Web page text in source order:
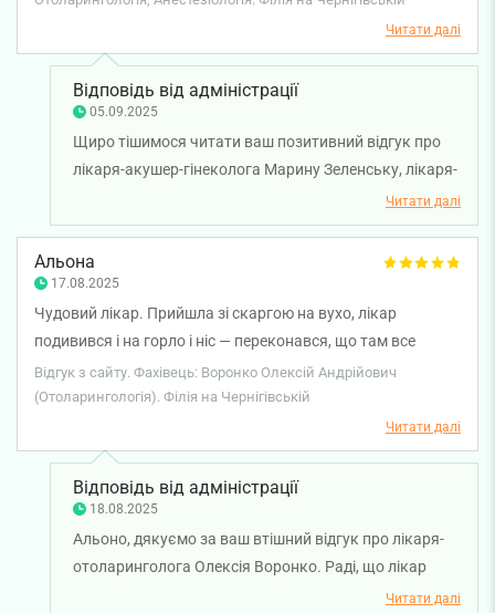
Читати далі
Відповідь від адміністрації
05.09.2025
Щиро тішимося читати ваш позитивний відгук про
лікаря-акушер-гінеколога Марину Зеленську, лікаря-
отоларинголога Олексія Воронко, лікаря-
дерматовенеролога Тетянну Гедзь та лікаря-акушер-
гінеколога Анну Михайлову. Ми щасливі, що змогли
допомогти та зробити процес лікування
максимально комфортним. Ваша висока оцінка
роботи кількох наших спеціалістів — найкраща
нагорода для команди. Бажаємо вам міцного
Читати далі
Альона
17.08.2025
Чудовий лікар. Прийшла зі скаргою на вухо, лікар
подивився і на горло і ніс — переконався, що там все
добре. Всі маніпуляції пояснював, вушко вилікував.
Відгук з сайту. Фахівець: Воронко Олексій Андрійович
(Отоларингологія). Філія на Чернігівській
Читати далі
Відповідь від адміністрації
18.08.2025
Альоно, дякуємо за ваш втішний відгук про лікаря-
отоларинголога Олексія Воронко. Раді, що лікар
провів ретельний огляд, усе пояснив та допомігЧитати далі